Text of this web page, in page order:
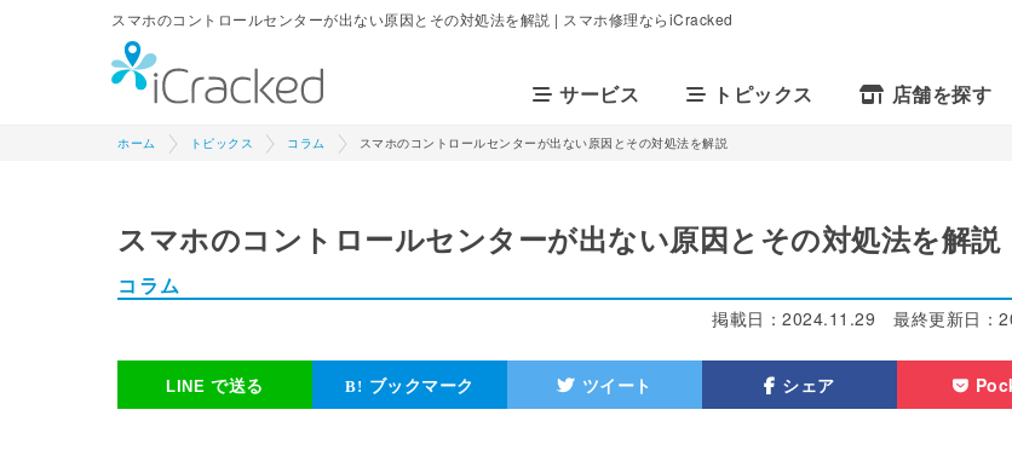
スマホのコントロールセンターが出ない原因とその対処法を解説 | スマホ修理ならiCracked
サービス トピックス 店舗を探す
ホーム トピックス コラム スマホのコントロールセンターが出ない原因とその対処法を解説
スマホのコントロールセンターが出ない原因とその対処法を解説
コラム
最終更新日：
掲載日： 2024.11.29
で送る ブックマーク ツイート シェア